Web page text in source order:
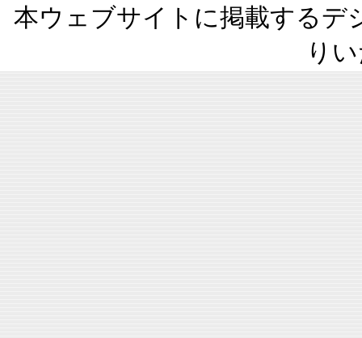
本ウェブサイトに掲載するデ
り